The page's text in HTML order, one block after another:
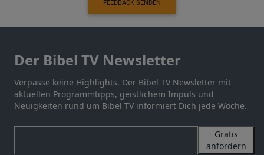
FEEDBACK SENDEN
Der Bibel TV Newsletter
Verpasse keine Highlights. Der Bibel TV Newsletter mit
aktuellen Programmtipps, geistlichem Impuls und
Neuigkeiten rund um Bibel TV informiert Dich jede Woche.
Gratis
anfordern